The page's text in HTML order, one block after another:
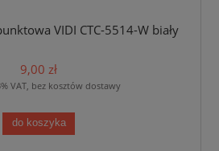
VIDI CTC-5514-W biały
9,00 zł
VAT, bez kosztów dostawy
do koszyka